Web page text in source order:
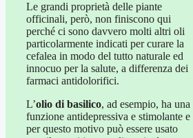
Le grandi proprietà delle piante
officinali, però, non finiscono qui
perché ci sono davvero molti altri oli
particolarmente indicati per curare la
cefalea in modo del tutto naturale ed
innocuo per la salute, a differenza dei
farmaci antidolorifici.
L’olio di basilico, ad esempio, ha una
funzione antidepressiva e stimolante e
per questo motivo può essere usato